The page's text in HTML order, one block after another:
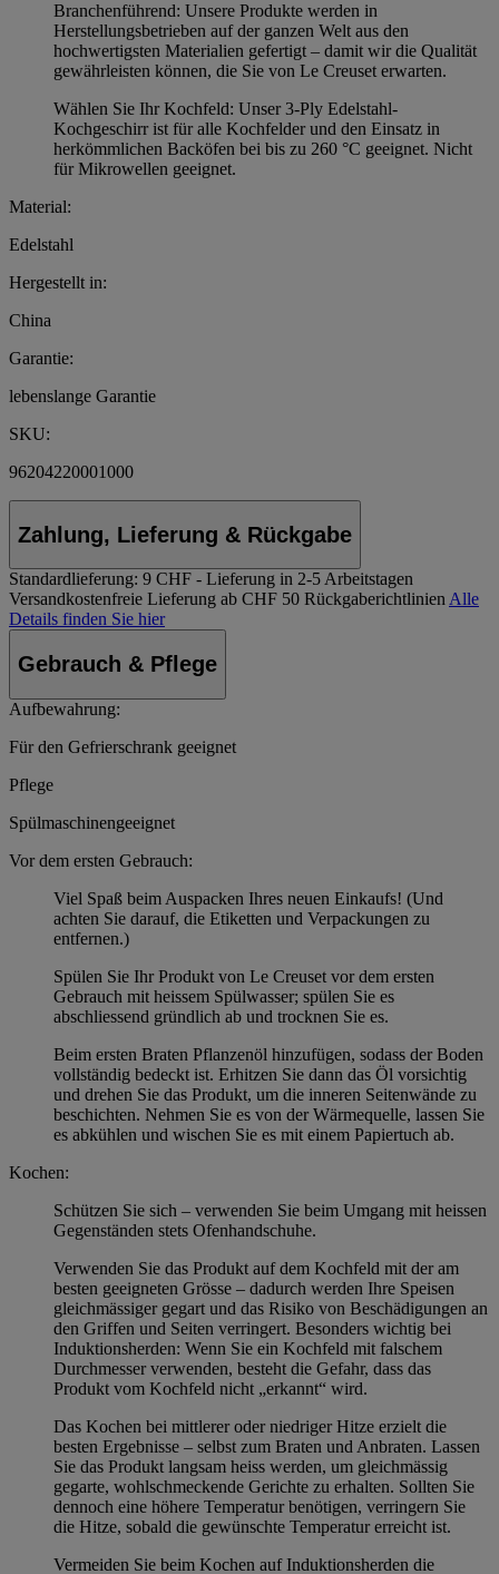
Branchenführend: Unsere Produkte werden in
Herstellungsbetrieben auf der ganzen Welt aus den
hochwertigsten Materialien gefertigt – damit wir die Qualität
gewährleisten können, die Sie von Le Creuset erwarten.
Wählen Sie Ihr Kochfeld: Unser 3-Ply Edelstahl-
Kochgeschirr ist für alle Kochfelder und den Einsatz in
herkömmlichen Backöfen bei bis zu 260 °C geeignet. Nicht
für Mikrowellen geeignet.
Material:
Edelstahl
Hergestellt in:
China
Garantie:
lebenslange Garantie
SKU:
96204220001000
Zahlung, Lieferung & Rückgabe
Standardlieferung: 9 CHF - Lieferung in 2-5 Arbeitstagen
Versandkostenfreie Lieferung ab CHF 50 Rückgaberichtlinien Alle
Details finden Sie hier
Gebrauch & Pflege
Aufbewahrung:
Für den Gefrierschrank geeignet
Pflege
Spülmaschinengeeignet
Vor dem ersten Gebrauch:
Viel Spaß beim Auspacken Ihres neuen Einkaufs! (Und
achten Sie darauf, die Etiketten und Verpackungen zu
entfernen.)
Spülen Sie Ihr Produkt von Le Creuset vor dem ersten
Gebrauch mit heissem Spülwasser; spülen Sie es
abschliessend gründlich ab und trocknen Sie es.
Beim ersten Braten Pflanzenöl hinzufügen, sodass der Boden
vollständig bedeckt ist. Erhitzen Sie dann das Öl vorsichtig
und drehen Sie das Produkt, um die inneren Seitenwände zu
beschichten. Nehmen Sie es von der Wärmequelle, lassen Sie
es abkühlen und wischen Sie es mit einem Papiertuch ab.
Kochen:
Schützen Sie sich – verwenden Sie beim Umgang mit heissen
Gegenständen stets Ofenhandschuhe.
Verwenden Sie das Produkt auf dem Kochfeld mit der am
besten geeigneten Grösse – dadurch werden Ihre Speisen
gleichmässiger gegart und das Risiko von Beschädigungen an
den Griffen und Seiten verringert. Besonders wichtig bei
Induktionsherden: Wenn Sie ein Kochfeld mit falschem
Durchmesser verwenden, besteht die Gefahr, dass das
Produkt vom Kochfeld nicht „erkannt“ wird.
Das Kochen bei mittlerer oder niedriger Hitze erzielt die
besten Ergebnisse – selbst zum Braten und Anbraten. Lassen
Sie das Produkt langsam heiss werden, um gleichmässig
gegarte, wohlschmeckende Gerichte zu erhalten. Sollten Sie
dennoch eine höhere Temperatur benötigen, verringern Sie
die Hitze, sobald die gewünschte Temperatur erreicht ist.
Vermeiden Sie beim Kochen auf Induktionsherden die